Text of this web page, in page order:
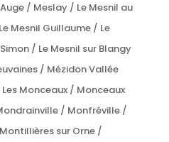
/ Meslay / Le Mesnil au
Mesnil Guillaume / Le
/ Le Mesnil sur Blangy
/ Mézidon Vallée
Monceaux / Monceaux
/ Monfréville /
sur Orne /